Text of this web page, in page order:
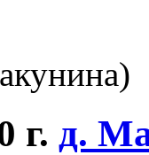
г. д.